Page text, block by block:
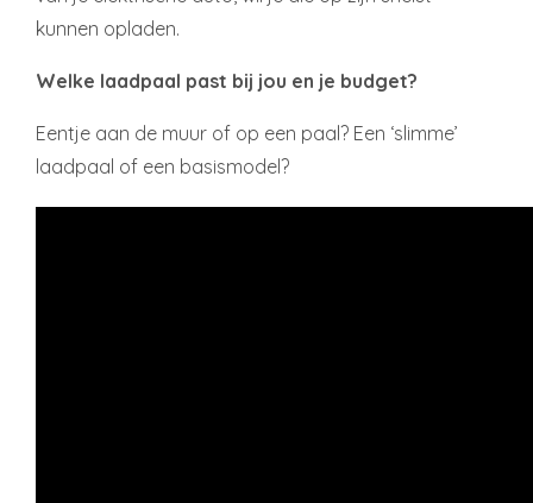
kunnen opladen.
Welke laadpaal past bij jou en je budget?
Eentje aan de muur of op een paal? Een ‘slimme’
laadpaal of een basismodel?